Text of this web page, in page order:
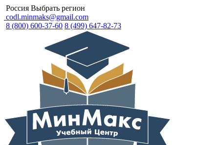
Россия Выбрать регион
codl.minmaks@gmail.com
8 (800) 600-37-60 8 (499) 647-82-73